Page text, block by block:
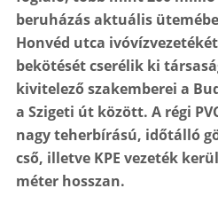
beruházás aktuális
Honvéd utca
bekötését cserélik ki
kivitelező szakemberei a
a Szigeti út között. A régi
nagy teherbírású, időtálló
cső, illetve KPE vezeték
méter hosszan.